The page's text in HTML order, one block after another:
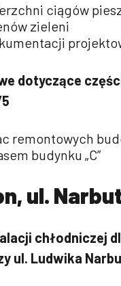
ciągów
zieleni
dotyczące
remontowych
budynku „C”
ul.
chłodniczej
ul. Ludwika